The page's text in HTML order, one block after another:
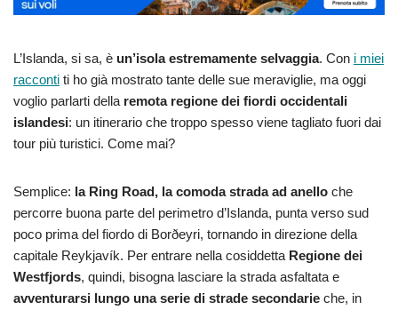
L’Islanda, si sa, è un’isola estremamente selvaggia. Con i miei
racconti ti ho già mostrato tante delle sue meraviglie, ma oggi
voglio parlarti della remota regione dei fiordi occidentali
islandesi: un itinerario che troppo spesso viene tagliato fuori dai
tour più turistici. Come mai?
Semplice: la Ring Road, la comoda strada ad anello che
percorre buona parte del perimetro d’Islanda, punta verso sud
poco prima del fiordo di Borðeyri, tornando in direzione della
capitale Reykjavík. Per entrare nella cosiddetta Regione dei
Westfjords, quindi, bisogna lasciare la strada asfaltata e
avventurarsi lungo una serie di strade secondarie che, in